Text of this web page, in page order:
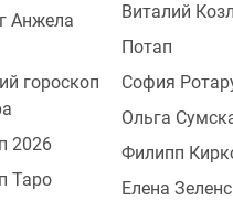
Анжела
гороскоп
2026
Таро
Виталий
Потап
София
Ольга
Филипп
Елена